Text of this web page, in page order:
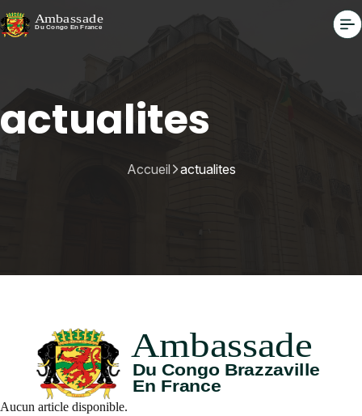
actualites
Accueil actualites
Aucun article disponible.